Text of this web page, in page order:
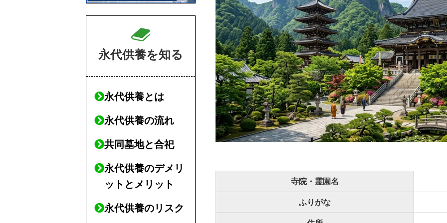
寺院・霊園名
ふりがな
永代供養を知る
永代供養とは
永代供養の流れ
共同墓地と合祀
永代供養のデメリ
ットとメリット
永代供養のリスク